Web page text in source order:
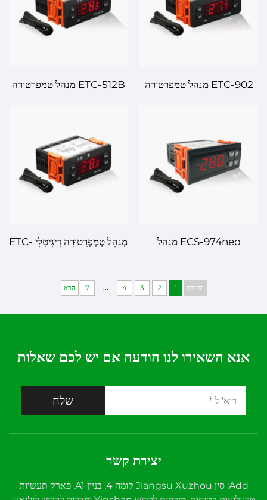
ETC-902 מנהל טמפרטורה
ETC-512B מנהל טמפרטורה
מתקדמות
ECS-974neo מנהל
מתקדמת בטמפרטורה עם דיוק
משופר
מְנַהֵל טֶמְפֶּרָטוּרָה דִיגִיטָלִי ETC-
מֻשְׁתַּקְלָאוֹת
הקודם 1
2
3
4
...
7 הבא
אנא השאירו לנו הודעה אם יש לכם שאלות
שלח
יצירת קשר
Add: סין Jiangsu Xuzhou קומה 4, בניין A1, פארק תעשיות